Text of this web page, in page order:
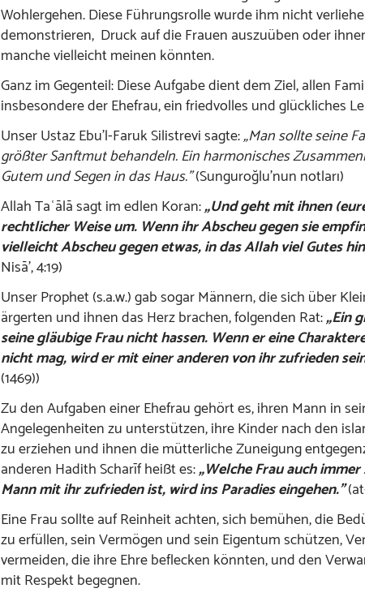
Wohlergehen. Diese Führungsrolle wurde ihm nicht
demonstrieren, Druck auf die Frauen auszuüben oder
manche vielleicht meinen könnten.
Ganz im Gegenteil: Diese Aufgabe dient dem Ziel, allen
insbesondere der Ehefrau, ein friedvolles und glückliches
Unser Ustaz Ebu’l-Faruk Silistrevi sagte:„Man sollte seine
größter Sanftmut behandeln. Ein harmonisches
Gutem und Segen in das Haus.”(Sunguroğlu’nun notları)
Allah Taʿālā sagt im edlen Koran:„Und geht mit ihnen
rechtlicher Weise um. Wenn ihr Abscheu gegen sie
vielleicht Abscheu gegen etwas, in das Allah viel Gutes
Nisā’, 4:19)
Unser Prophet (s.a.w.) gab sogar Männern, die sich über
ärgerten und ihnen das Herz brachen, folgenden Rat:„Ein
seine gläubige Frau nicht hassen. Wenn er eine
nicht mag, wird er mit einer anderen von ihr zufrieden
(1469))
Zu den Aufgaben einer Ehefrau gehört es, ihren Mann in
Angelegenheiten zu unterstützen, ihre Kinder nach den
zu erziehen und ihnen die mütterliche Zuneigung
anderen Hadith Scharīf heißt es:„Welche Frau auch
Mann mit ihr zufrieden ist, wird ins Paradies eingehen.”
Eine Frau sollte auf Reinheit achten, sich bemühen, die
zu erfüllen, sein Vermögen und sein Eigentum schützen,
vermeiden, die ihre Ehre beflecken könnten, und den
mit Respekt begegnen.